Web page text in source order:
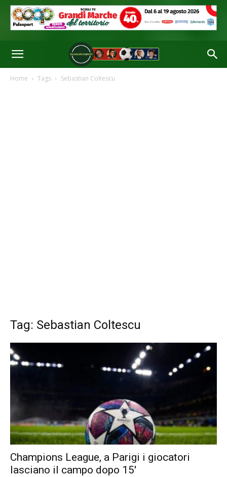
Home Tags Sebastian Coltescu
Tag: Sebastian Coltescu
Champions League, a Parigi i giocatori
lasciano il campo dopo 15′